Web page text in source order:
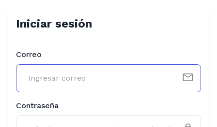
Iniciar sesión
Correo
Contraseña